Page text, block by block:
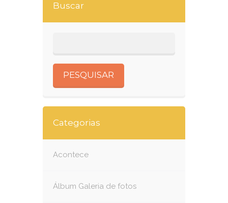
Buscar
Categorias
Acontece
Álbum Galeria de fotos